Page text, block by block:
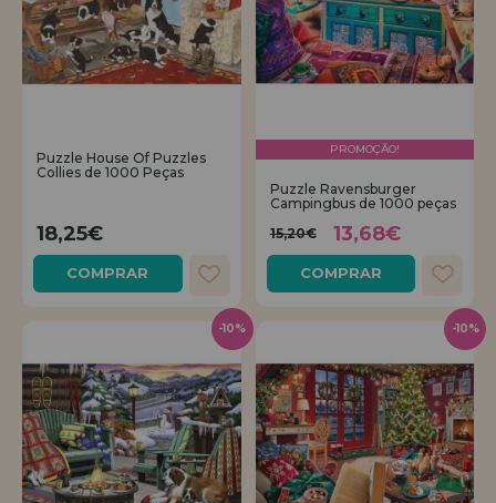
Puzzle House Of Puzzles
Collies de 1000 Peças
18,25€
COMPRAR
PROMOÇÃO!
Puzzle Ravensburger
Campingbus de 1000 peças
15,20€
13,68€
COMPRAR
-10% -10%